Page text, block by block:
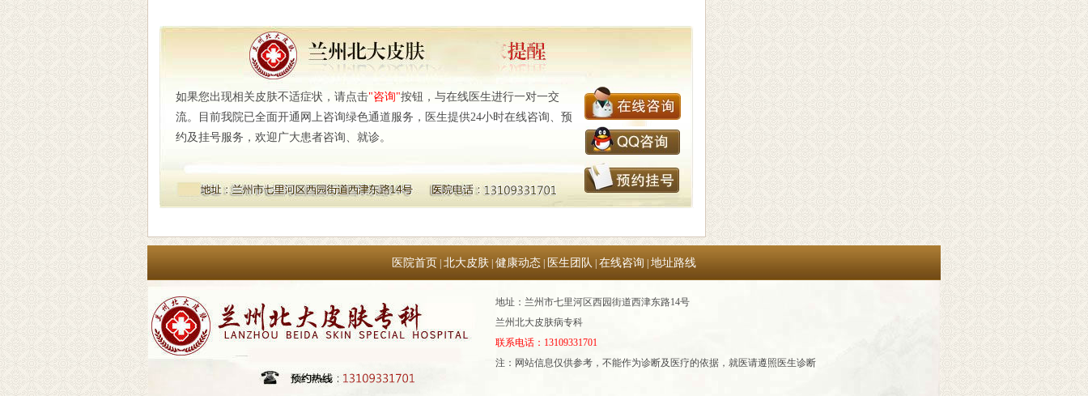
如果您出现相关皮肤不适症状，请点击"咨询"按钮，与在线医生进行一对一交
流。目前我院已全面开通网上咨询绿色通道服务，医生提供24小时在线咨询、预
约及挂号服务，欢迎广大患者咨询、就诊。
医院首页 北大皮肤 健康动态 医生团队 在线咨询 地址路线
地址：兰州市七里河区西园街道西津东路14号
兰州北大皮肤病专科
联系电话：13109331701
注：网站信息仅供参考，不能作为诊断及医疗的依据，就医请遵照医生诊断